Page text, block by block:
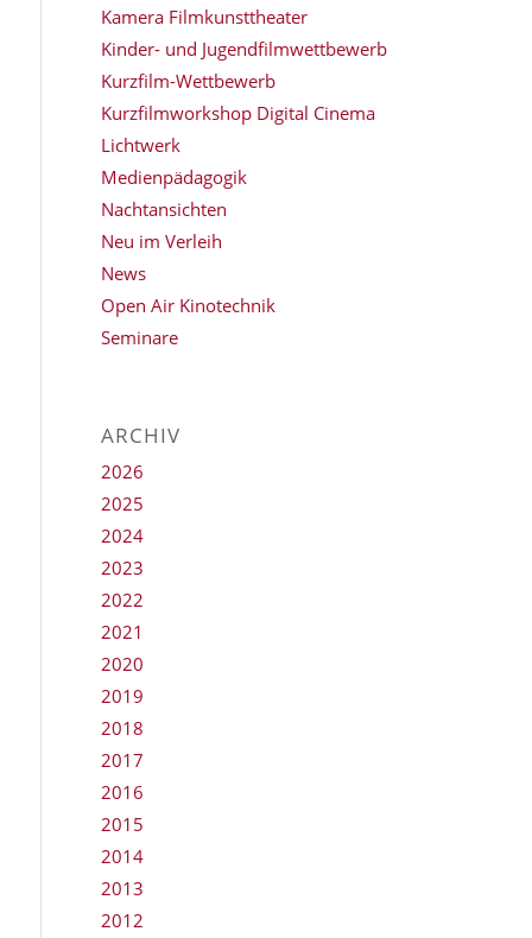
Kamera Filmkunsttheater
Kinder- und Jugendfilmwettbewerb
Kurzfilm-Wettbewerb
Kurzfilmworkshop Digital Cinema
Lichtwerk
Medienpädagogik
Nachtansichten
Neu im Verleih
News
Open Air Kinotechnik
Seminare
ARCHIV
2026
2025
2024
2023
2022
2021
2020
2019
2018
2017
2016
2015
2014
2013
2012